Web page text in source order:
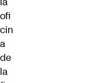
ofi
cin
a
de
la